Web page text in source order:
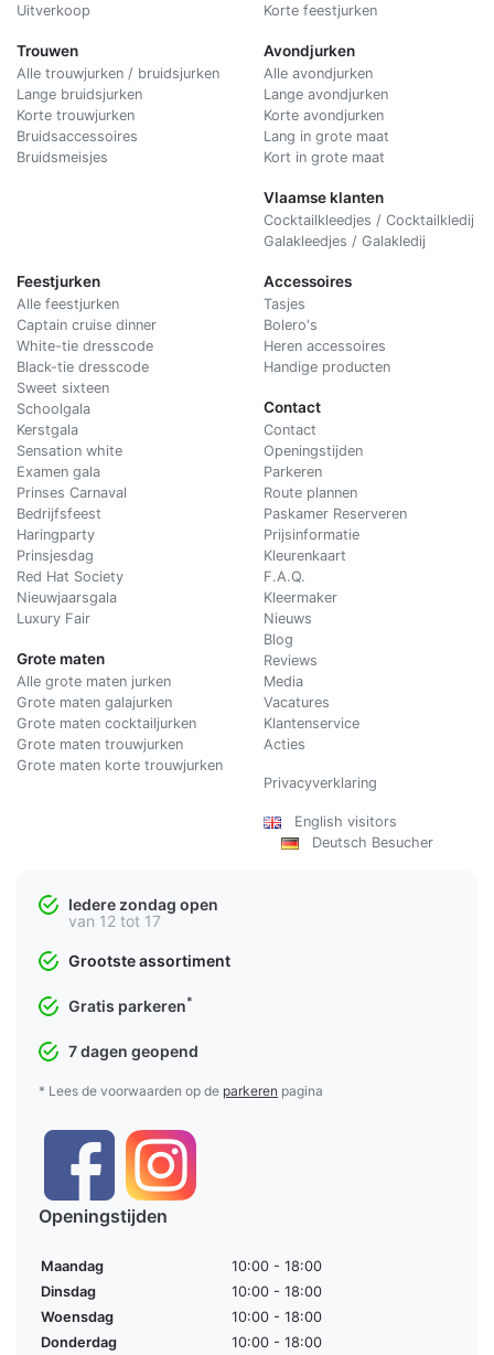
Uitverkoop
Trouwen
Alle trouwjurken / bruidsjurken
Lange bruidsjurken
Korte trouwjurken
Bruidsaccessoires
Bruidsmeisjes
Korte feestjurken
Avondjurken
Alle avondjurken
Lange avondjurken
Korte avondjurken
Lang in grote maat
Kort in grote maat
Vlaamse klanten
Cocktailkleedjes / Cocktailkledij
Galakleedjes / Galakledij
Feestjurken
Alle feestjurken
Captain cruise dinner
White-tie dresscode
Black-tie dresscode
Sweet sixteen
Schoolgala
Kerstgala
Sensation white
Examen gala
Prinses Carnaval
Bedrijfsfeest
Haringparty
Prinsjesdag
Red Hat Society
Nieuwjaarsgala
Luxury Fair
Grote maten
Alle grote maten jurken
Grote maten galajurken
Grote maten cocktailjurken
Grote maten trouwjurken
Grote maten korte trouwjurken
Accessoires
Tasjes
Bolero's
Heren accessoires
Handige producten
Contact
Contact
Openingstijden
Parkeren
Route plannen
Paskamer Reserveren
Prijsinformatie
Kleurenkaart
F.A.Q.
Kleermaker
Nieuws
Blog
Reviews
Media
Vacatures
Klantenservice
Acties
Privacyverklaring
English visitors
Deutsch Besucher
Iedere zondag open
van 12 tot 17
Grootste assortiment
Gratis parkeren*
7 dagen geopend
* Lees de voorwaarden op de parkeren pagina
Openingstijden
Maandag
10:00 - 18:00
Dinsdag
10:00 - 18:00
Woensdag
10:00 - 18:00
Donderdag
10:00 - 18:00